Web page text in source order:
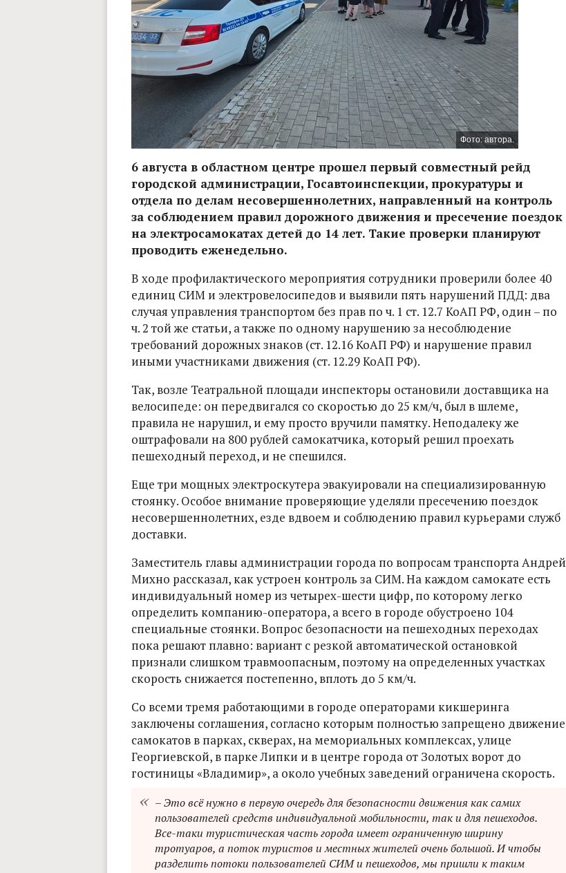
Фото: автора.
6 августа в областном центре прошел первый совместный рейд
городской администрации, Госавтоинспекции, прокуратуры и
отдела по делам несовершеннолетних, направленный на контроль
за соблюдением правил дорожного движения и пресечение поездок
на электросамокатах детей до 14 лет. Такие проверки планируют
проводить еженедельно.
В ходе профилактического мероприятия сотрудники проверили более 40
единиц СИМ и электровелосипедов и выявили пять нарушений ПДД: два
случая управления транспортом без прав по ч. 1 ст. 12.7 КоАП РФ, один – по
ч. 2 той же статьи, а также по одному нарушению за несоблюдение
требований дорожных знаков (ст. 12.16 КоАП РФ) и нарушение правил
иными участниками движения (ст. 12.29 КоАП РФ).
Так, возле Театральной площади инспекторы остановили доставщика на
велосипеде: он передвигался со скоростью до 25 км/ч, был в шлеме,
правила не нарушил, и ему просто вручили памятку. Неподалеку же
оштрафовали на 800 рублей самокатчика, который решил проехать
пешеходный переход, и не спешился.
Еще три мощных электроскутера эвакуировали на специализированную
стоянку. Особое внимание проверяющие уделяли пресечению поездок
несовершеннолетних, езде вдвоем и соблюдению правил курьерами служб
доставки.
Заместитель главы администрации города по вопросам транспорта Андрей
Михно рассказал, как устроен контроль за СИМ. На каждом самокате есть
индивидуальный номер из четырех-шести цифр, по которому легко
определить компанию-оператора, а всего в городе обустроено 104
специальные стоянки. Вопрос безопасности на пешеходных переходах
пока решают плавно: вариант с резкой автоматической остановкой
признали слишком травмоопасным, поэтому на определенных участках
скорость снижается постепенно, вплоть до 5 км/ч.
Со всеми тремя работающими в городе операторами кикшеринга
заключены соглашения, согласно которым полностью запрещено движение
самокатов в парках, скверах, на мемориальных комплексах, улице
Георгиевской, в парке Липки и в центре города от Золотых ворот до
гостиницы «Владимир», а около учебных заведений ограничена скорость.
– Это всё нужно в первую очередь для безопасности движения как самих
пользователей средств индивидуальной мобильности, так и для пешеходов.
Все-таки туристическая часть города имеет ограниченную ширину
тротуаров, а поток туристов и местных жителей очень большой. И чтобы
разделить потоки пользователей СИМ и пешеходов, мы пришли к таким